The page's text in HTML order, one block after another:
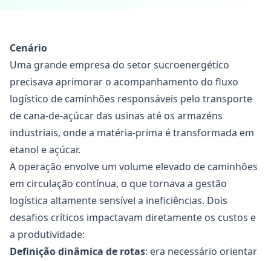
Cenário
Uma grande empresa do setor sucroenergético
precisava aprimorar o acompanhamento do fluxo
logístico de caminhões responsáveis pelo transporte
de cana-de-açúcar das usinas até os armazéns
industriais, onde a matéria-prima é transformada em
etanol e açúcar.
A operação envolve um volume elevado de caminhões
em circulação contínua, o que tornava a gestão
logística altamente sensível a ineficiências. Dois
desafios críticos impactavam diretamente os custos e
a produtividade:
Definição dinâmica de rotas: era necessário orientar